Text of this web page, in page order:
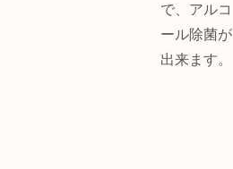
で、アルコ
ール除菌が
出来ます。